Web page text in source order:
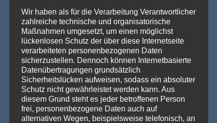
Wir haben als für die Verarbeitung Verantwortlicher
zahlreiche technische und organisatorische
Maßnahmen umgesetzt, um einen möglichst
lückenlosen Schutz der über diese Internetseite
verarbeiteten personenbezogenen Daten
sicherzustellen. Dennoch können Internetbasierte
Datenübertragungen grundsätzlich
Sicherheitslücken aufweisen, sodass ein absoluter
Schutz nicht gewährleistet werden kann. Aus
diesem Grund steht es jeder betroffenen Person
frei, personenbezogene Daten auch auf
alternativen Wegen, beispielsweise telefonisch, an